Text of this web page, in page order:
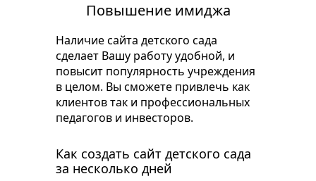
Повышение имиджа
Наличие сайта детского сада
сделает Вашу работу удобной, и
повысит популярность учреждения
в целом. Вы сможете привлечь как
клиентов так и профессиональных
педагогов и инвесторов.
Как создать сайт детского сада
за несколько дней